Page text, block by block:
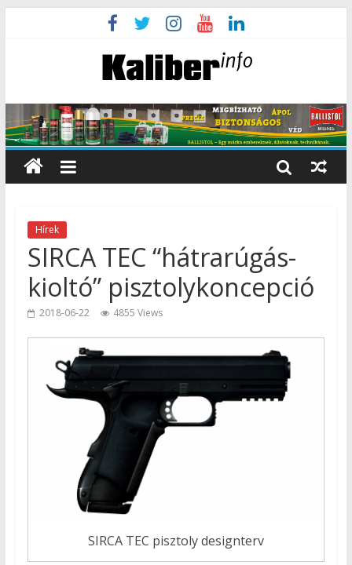
Hírek
SIRCA TEC “hátrarúgás-
kioltó” pisztolykoncepció
2018-06-22 4855 Views
SIRCA TEC pisztoly designterv